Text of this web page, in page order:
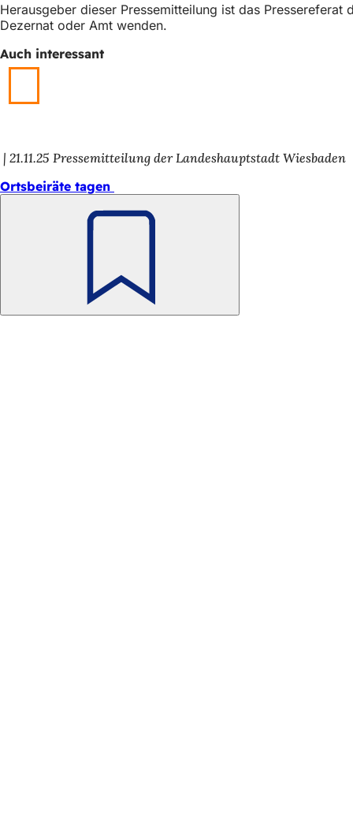
Herausgeber dieser Pressemitteilung ist das
Dezernat oder Amt wenden.
Auch interessant
21.11.25 Pressemitteilung der Landeshauptstadt Wiesbaden
Ortsbeiräte tagen
Fußbereich